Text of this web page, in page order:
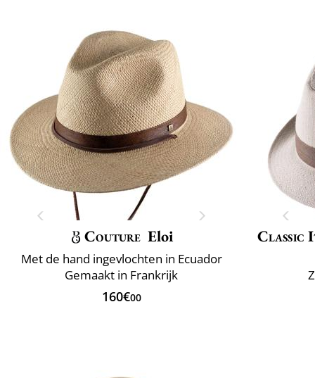
Maattabel
Onderhoud
Couture Eloi
Met de hand ingevlochten in Ecuador
Gemaakt in Frankrijk
160€00
Classic